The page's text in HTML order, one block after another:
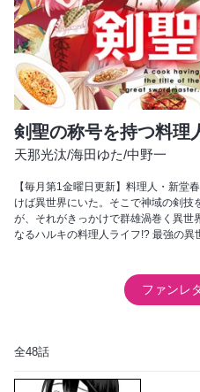
剣聖の称号を持つ料理
天那光汰/海田ゆた/中野一
【毎月第1金曜日更新】料理人・新堂
けば異世界にいた。そこで神域の剣技
が、それがきっかけで群雄渦巻く異
なるハルキの料理人ライフ!? 最強の異
ファンレ
全48話